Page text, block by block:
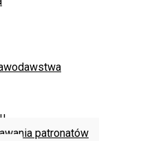
patronatów